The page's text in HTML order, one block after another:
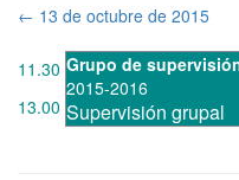
← 13 de octubre de 2015
11.30 Grupo de
2015-2016
Supervisión grupal
13.00